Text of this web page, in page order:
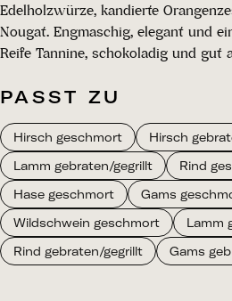
Edelholzwürze, kandierte
Nougat. Engmaschig, elegant und
Reife Tannine, schokoladig und gut
PASST ZU
Hirsch geschmort
Hirsch
Lamm gebraten/gegrillt
Rind
Hase geschmort
Gams
Wildschwein geschmort
Lamm
Rind gebraten/gegrillt
Gams